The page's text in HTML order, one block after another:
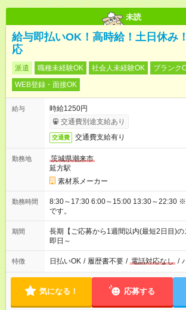
未読
給与即払いOK！高時給！土日休み
応
派遣 職種未経験OK 社会人未経験OK
ブランク
WEB登録・面接OK
給与
時給1250円
交通費別途支給あり
交通費 交通費支給有り
勤務地
茨城県潮来市
延方駅
素材系メーカー
勤務時間
8:30～17:30 6:00～15:00 13:30～22:30 ※表記のうち実働8時間
です。
期間
長期【ご応募から1週間以内(最短2日目)の
即日～
特徴 日払いOK / 履歴書不要 / 電話対応なし /
気になる！ 応募する